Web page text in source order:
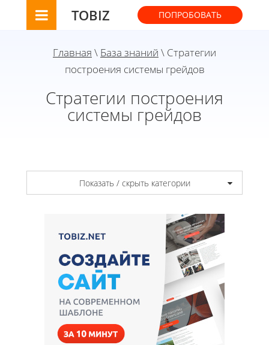
TOBIZ ПОПРОБОВАТЬ
Главная \ База знаний \ Стратегии
построения системы грейдов
Стратегии построения
системы грейдов
Показать / скрыть категории